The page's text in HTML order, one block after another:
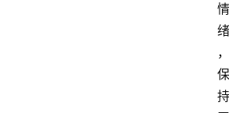
情
绪
，
保
持